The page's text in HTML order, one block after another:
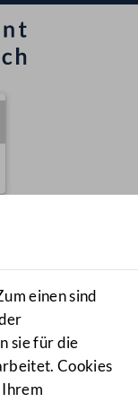
einen sind
sie für die
Cookies